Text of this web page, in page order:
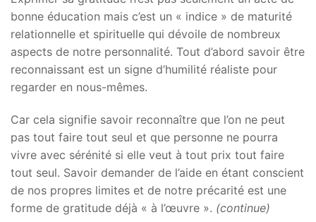
bonne éducation mais c’est un « indice » de maturité
relationnelle et spirituelle qui dévoile de nombreux
aspects de notre personnalité. Tout d’abord savoir être
reconnaissant est un signe d’humilité réaliste pour
regarder en nous-mêmes.
Car cela signifie savoir reconnaître que l’on ne peut
pas tout faire tout seul et que personne ne pourra
vivre avec sérénité si elle veut à tout prix tout faire
tout seul. Savoir demander de l’aide en étant conscient
de nos propres limites et de notre précarité est une
forme de gratitude déjà « à l’œuvre ». (continue)